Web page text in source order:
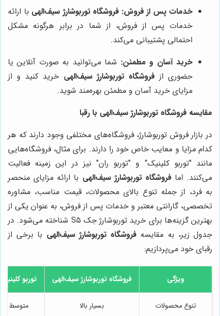
خدمات پس از فروش: فروشگاه توربوشارژ سیف‌الهی با ارائه
خدمات پس از فروش، از شما در برابر هرگونه مشکل
احتمالی پشتیبانی می‌کند.
خرید آسان و مطمئن: شما می‌توانید به صورت آنلاین یا
حضوری ازفروشگاه توربوشارژ سیف‌الهی خرید کنید و از
مزایای خرید آسان و مطمئن بهره‌مند شوید.
مقایسه فروشگاه توربوشارژ سیف‌الهی با رقبا
در بازار فروش توربوشارژ، فروشگاه‌های مختلفی وجود دارند که هر
کدام مزایا و معایب خاص خود را دارند. برای مثال، فروشگاه‌هایی
مانند "توربو کلینیک" و "توربو ران" نیز در این زمینه فعالیت
می‌کنند. امافروشگاه توربوشارژ سیف‌الهی با ارائه مزایای منحصر
به فرد، از جمله تنوع بالای محصولات، قیمت مناسب، مشاوره
تخصصی، گارانتی معتبر و خدمات پس از فروش، به عنوان یکی از
بهترین گزینه‌ها برای خرید توربوشارژ جک S5 شناخته می‌شود. در
جدول زیر، به مقایسه فروشگاه توربوشارژ سیف‌الهی با برخی از
رقبای خود می‌پردازیم:
ویژگی فروشگاه توربوشارژ سیف‌الهی توربو کلینیک
تنوع محصولات بسیار بالا متوسط